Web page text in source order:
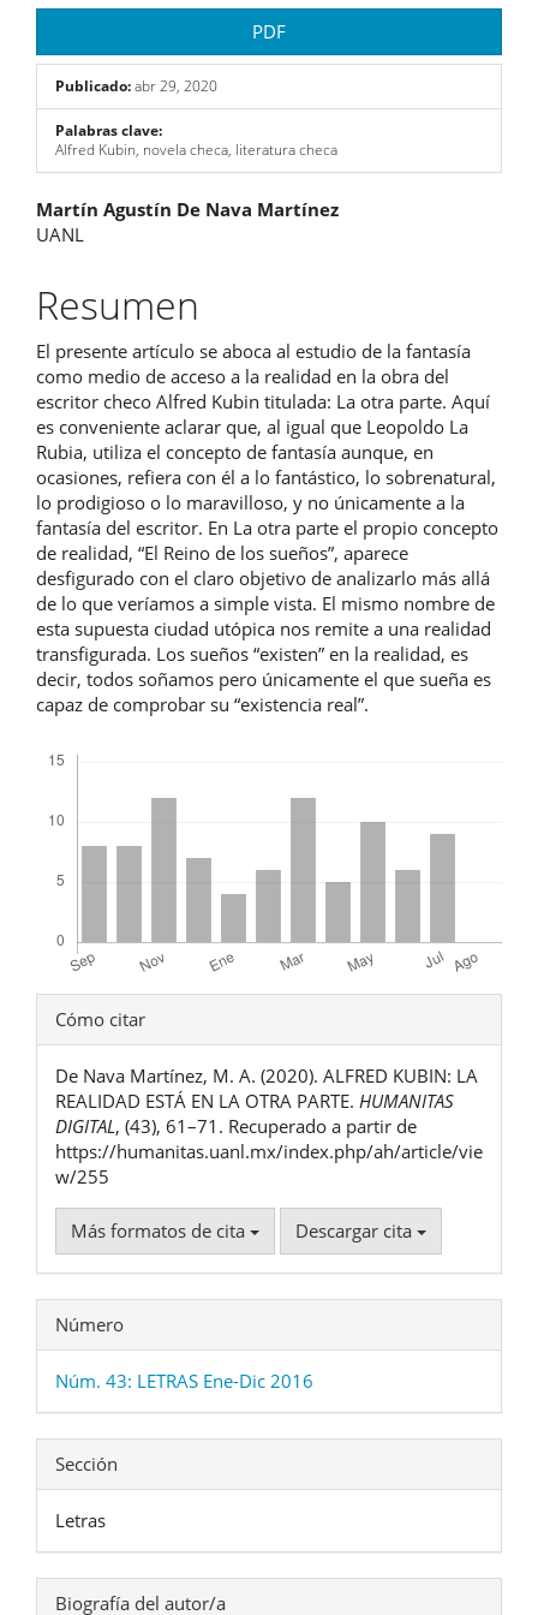
PDF
Publicado:abr 29, 2020
Palabras clave:
Alfred Kubin, novela checa, literatura checa
Contenido
principal
del
artículo
Martín Agustín De Nava Martínez
UANL
Resumen
El presente artículo se aboca al estudio de la fantasía
como medio de acceso a la realidad en la obra del
escritor checo Alfred Kubin titulada: La otra parte. Aquí
es conveniente aclarar que, al igual que Leopoldo La
Rubia, utiliza el concepto de fantasía aunque, en
ocasiones, refiera con él a lo fantástico, lo sobrenatural,
lo prodigioso o lo maravilloso, y no únicamente a la
fantasía del escritor. En La otra parte el propio concepto
de realidad, “El Reino de los sueños”, aparece
desfigurado con el claro objetivo de analizarlo más allá
de lo que veríamos a simple vista. El mismo nombre de
esta supuesta ciudad utópica nos remite a una realidad
transfigurada. Los sueños “existen” en la realidad, es
decir, todos soñamos pero únicamente el que sueña es
capaz de comprobar su “existencia real”.
Detalles
del
artículo
Cómo citar
De Nava Martínez, M. A. (2020). ALFRED KUBIN: LA
REALIDAD ESTÁ EN LA OTRA PARTE. HUMANITAS
DIGITAL, (43), 61–71. Recuperado a partir de
https://humanitas.uanl.mx/index.php/ah/article/vie
w/255
Más formatos de cita Descargar cita
Número
Núm. 43: LETRAS Ene-Dic 2016
Sección
Letras
Biografía del autor/a